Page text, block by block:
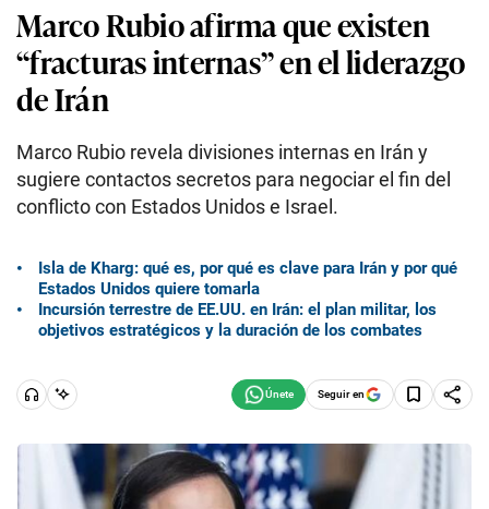
Marco Rubio afirma que existen
“fracturas internas” en el liderazgo
de Irán
Marco Rubio revela divisiones internas en Irán y
sugiere contactos secretos para negociar el fin del
conflicto con Estados Unidos e Israel.
Isla de Kharg: qué es, por qué es clave para Irán y por qué
Estados Unidos quiere tomarla
Incursión terrestre de EE.UU. en Irán: el plan militar, los
objetivos estratégicos y la duración de los combates
Seguir en